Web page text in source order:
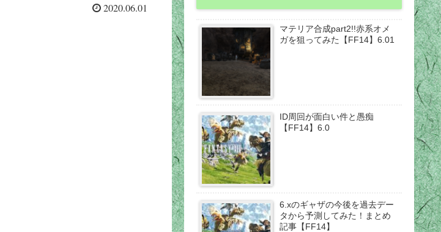
2020.06.01
マテリア合成part2!!赤系オメ
ガを狙ってみた【FF14】6.01
ID周回が面白い件と愚痴
【FF14】6.0
6.xのギャザの今後を過去デー
タから予測してみた！まとめ
記事【FF14】